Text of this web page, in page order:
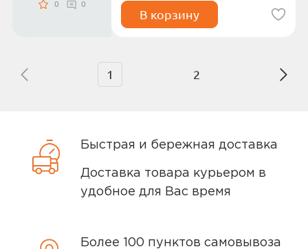
0 0
В корзину
1 2
Быстрая и бережная доставка
Доставка товара курьером в
удобное для Вас время
Более 100 пунктов самовывоза